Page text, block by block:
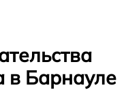
в Барнауле